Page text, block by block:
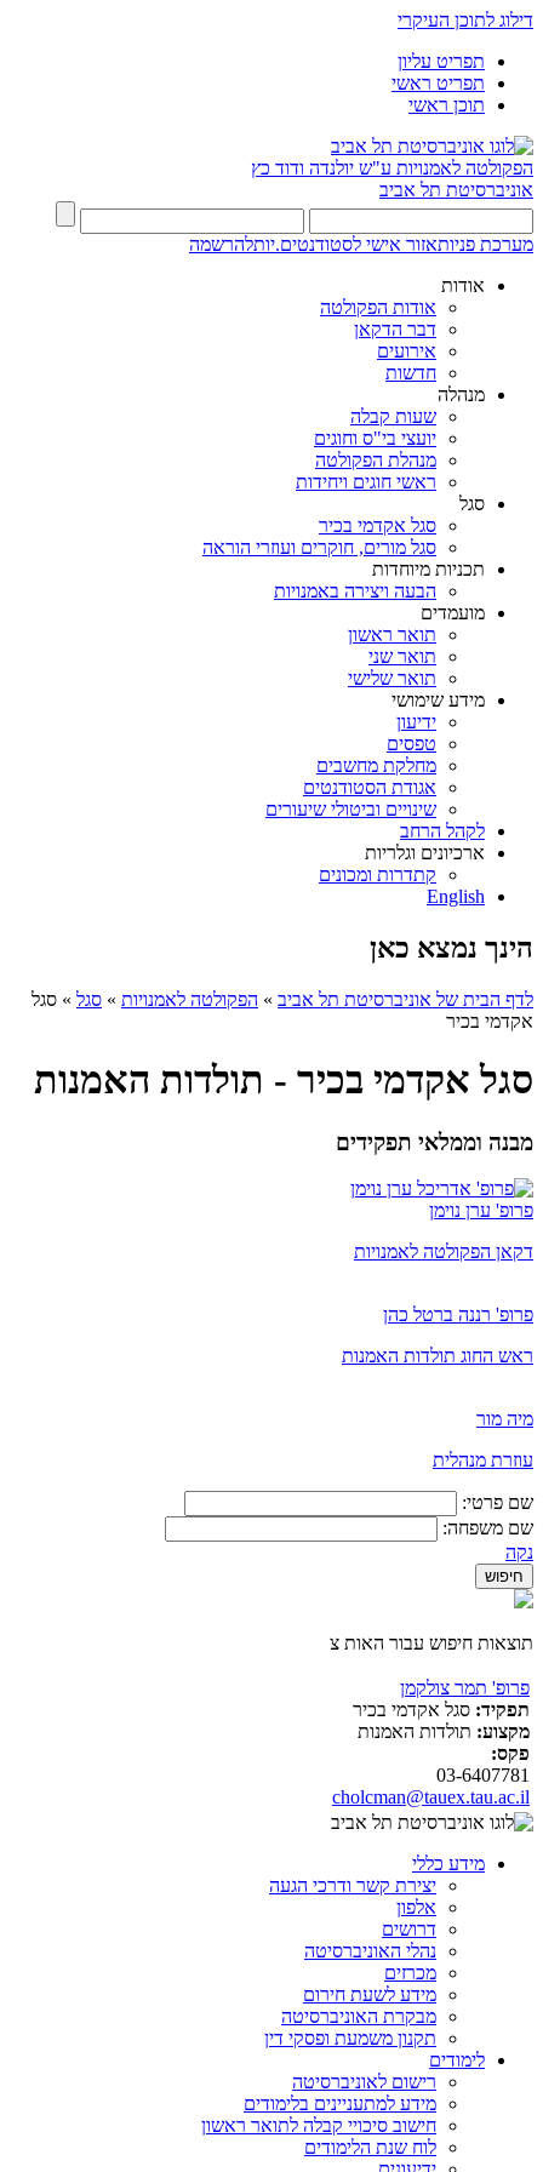
דילוג לתוכן העיקרי
תפריט עליון
תפריט ראשי
תוכן ראשי
הפקולטה לאמנויות ע"ש יולנדה ודוד כץ
אוניברסיטת תל אביב
מערכת פניותאזור אישי לסטודנטים.יותלהרשמה
אודות
אודות הפקולטה
דבר הדקאן
אירועים
חדשות
מנהלה
שעות קבלה
יועצי בי"ס וחוגים
מנהלת הפקולטה
ראשי חוגים ויחידות
סגל
סגל אקדמי בכיר
סגל מורים, חוקרים ועוזרי הוראה
תכניות מיוחדות
הבעה ויצירה באמנויות
מועמדים
תואר ראשון
תואר שני
תואר שלישי
מידע שימושי
ידיעון
טפסים
מחלקת מחשבים
אגודת הסטודנטים
שינויים וביטולי שיעורים
לקהל הרחב
ארכיונים וגלריות
קתדרות ומכונים
English
הינך נמצא כאן
לדף הבית של אוניברסיטת תל אביב » הפקולטה לאמנויות » סגל » סגל
אקדמי בכיר
סגל אקדמי בכיר - תולדות האמנות
מבנה וממלאי תפקידים
פרופ' ערן נוימן
דקאן הפקולטה לאמנויות
פרופ' רננה ברטל כהן
ראש החוג תולדות האמנות
מיה מור
​עוזרת מנהלית
שם פרטי:
שם משפחה:
נקה
תוצאות חיפוש עבור האות צ
פרופ' תמר צולקמן
תפקיד: סגל אקדמי בכיר
מקצוע: תולדות האמנות
פקס:
03-6407781
cholcman@tauex.tau.ac.il
מידע כללי
יצירת קשר ודרכי הגעה
אלפון
דרושים
נהלי האוניברסיטה
מכרזים
מידע לשעת חירום
מבקרת האוניברסיטה
תקנון משמעת ופסקי דין
לימודים
רישום לאוניברסיטה
מידע למתעניינים בלימודים
חישוב סיכויי קבלה לתואר ראשון
לוח שנת הלימודים